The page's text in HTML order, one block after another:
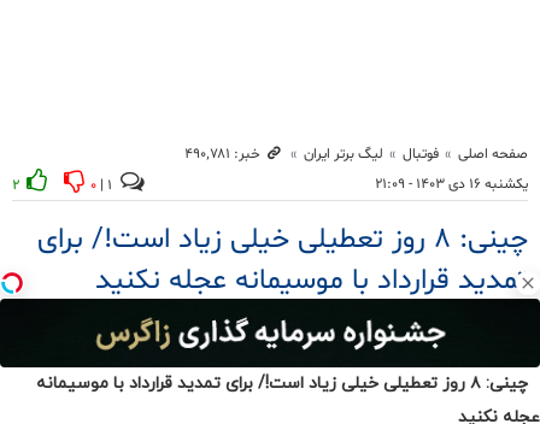
چینی: ۸ روز تعطیلی خیلی زیاد است!/ برای تمدید قرارداد با موسیمانه
عجله نکنید